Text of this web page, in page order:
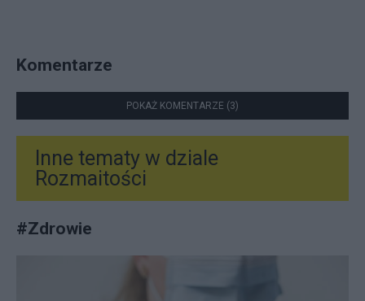
Komentarze
POKAŻ KOMENTARZE (3)
Inne tematy w dziale
Rozmaitości
#Zdrowie